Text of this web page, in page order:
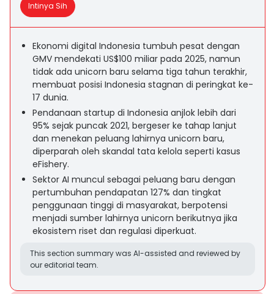
Intinya Sih
Ekonomi digital Indonesia tumbuh pesat dengan
GMV mendekati US$100 miliar pada 2025, namun
tidak ada unicorn baru selama tiga tahun terakhir,
membuat posisi Indonesia stagnan di peringkat ke-
17 dunia.
Pendanaan startup di Indonesia anjlok lebih dari
95% sejak puncak 2021, bergeser ke tahap lanjut
dan menekan peluang lahirnya unicorn baru,
diperparah oleh skandal tata kelola seperti kasus
eFishery.
Sektor AI muncul sebagai peluang baru dengan
pertumbuhan pendapatan 127% dan tingkat
penggunaan tinggi di masyarakat, berpotensi
menjadi sumber lahirnya unicorn berikutnya jika
ekosistem riset dan regulasi diperkuat.
This section summary was AI-assisted and reviewed by
our editorial team.